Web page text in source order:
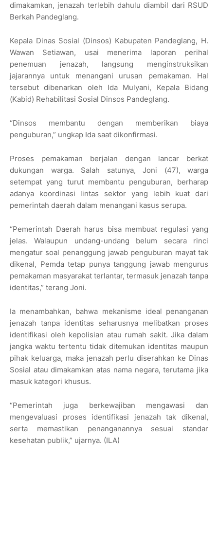
dimakamkan, jenazah terlebih dahulu diambil dari RSUD
Berkah Pandeglang.
Kepala Dinas Sosial (Dinsos) Kabupaten Pandeglang, H.
Wawan Setiawan, usai menerima laporan perihal
penemuan jenazah, langsung menginstruksikan
jajarannya untuk menangani urusan pemakaman. Hal
tersebut dibenarkan oleh Ida Mulyani, Kepala Bidang
(Kabid) Rehabilitasi Sosial Dinsos Pandeglang.
“Dinsos membantu dengan memberikan biaya
penguburan,” ungkap Ida saat dikonfirmasi.
Proses pemakaman berjalan dengan lancar berkat
dukungan warga. Salah satunya, Joni (47), warga
setempat yang turut membantu penguburan, berharap
adanya koordinasi lintas sektor yang lebih kuat dari
pemerintah daerah dalam menangani kasus serupa.
“Pemerintah Daerah harus bisa membuat regulasi yang
jelas. Walaupun undang-undang belum secara rinci
mengatur soal penanggung jawab penguburan mayat tak
dikenal, Pemda tetap punya tanggung jawab mengurus
pemakaman masyarakat terlantar, termasuk jenazah tanpa
identitas,” terang Joni.
Ia menambahkan, bahwa mekanisme ideal penanganan
jenazah tanpa identitas seharusnya melibatkan proses
identifikasi oleh kepolisian atau rumah sakit. Jika dalam
jangka waktu tertentu tidak ditemukan identitas maupun
pihak keluarga, maka jenazah perlu diserahkan ke Dinas
Sosial atau dimakamkan atas nama negara, terutama jika
masuk kategori khusus.
“Pemerintah juga berkewajiban mengawasi dan
mengevaluasi proses identifikasi jenazah tak dikenal,
serta memastikan penanganannya sesuai standar
kesehatan publik,” ujarnya. (ILA)